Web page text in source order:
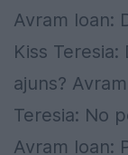
Avram Ioan:
Kiss
ajuns?
Teresia: No
Avram Ioan: